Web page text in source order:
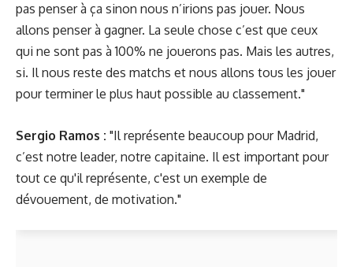
pas penser à ça sinon nous n’irions pas jouer. Nous
allons penser à gagner. La seule chose c’est que ceux
qui ne sont pas à 100% ne jouerons pas. Mais les autres,
si. Il nous reste des matchs et nous allons tous les jouer
pour terminer le plus haut possible au classement."
Sergio Ramos : "Il représente beaucoup pour Madrid,
c’est notre leader, notre capitaine. Il est important pour
tout ce qu'il représente, c'est un exemple de
dévouement, de motivation."